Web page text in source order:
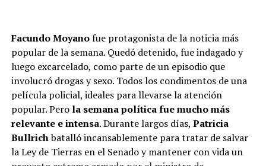
Facundo Moyanofue protagonista de la noticia más
popular de la semana. Quedó detenido, fue indagado y
luego excarcelado, como parte de un episodio que
involucró drogas y sexo. Todos los condimentos de una
película policial, ideales para llevarse la atención
popular. Pero la semana política fue mucho más
relevante e intensa. Durante largos días, Patricia
Bullrichbatalló incansablemente para tratar de salvar
la Ley de Tierras en el Senado y mantener con vida un